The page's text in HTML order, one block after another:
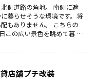
側道路の角地。 南側に遮
暮らせそうな環境です。将
もありません。 こちらの
この広い景色を眺めて暮 …
店舗プチ改装